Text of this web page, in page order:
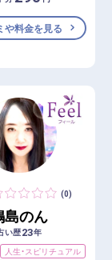
や料金を見る
(0)
島のん
い歴23年
人生・スピリチュアル